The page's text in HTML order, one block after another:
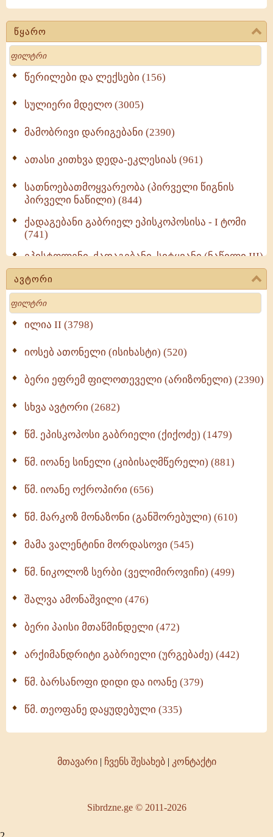
წყარო
Search
წერილები და ლექსები (156)
სულიერი მდელო (3005)
მამობრივი დარიგებანი (2390)
ათასი კითხვა დედა-ეკლესიას (961)
სათნოებათმოყვარეობა (პირველი წიგნის
პირველი ნაწილი) (844)
ქადაგებანი გაბრიელ ეპისკოპოსისა - I ტომი
(741)
ეპისტოლენი, ქადაგებანი, სიტყვანი (ნაწილი III)
(723)
მოძღვრის ძალზე სასარგებლო რჩევები
მრევლისათვის (545)
Wisdomge (514)
ქადაგებანი გაბრიელ ეპისკოპოსისა - II ტომი
სულიერი ცხოვრების სახელმძღვანელო -
ნაწილი II (369)
ავტორი
Search
ილია II (3798)
იოსებ ათონელი (ისიხასტი) (520)
ბერი ეფრემ ფილოთეველი (არიზონელი) (2390)
სხვა ავტორი (2682)
წმ. ეპისკოპოსი გაბრიელი (ქიქოძე) (1479)
წმ. იოანე სინელი (კიბისაღმწერელი) (881)
წმ. იოანე ოქროპირი (656)
წმ. მარკოზ მონაზონი (განშორებული) (610)
მამა ვალენტინი მორდასოვი (545)
წმ. ნიკოლოზ სერბი (ველიმიროვიჩი) (499)
შალვა ამონაშვილი (476)
ბერი პაისი მთაწმინდელი (472)
არქიმანდრიტი გაბრიელი (ურგებაძე) (442)
წმ. ბარსანოფი დიდი და იოანე (379)
წმ. თეოფანე დაყუდებული (335)
მთავარი| ჩვენს შესახებ| კონტაქტი
Sibrdzne.ge © 2011-2026